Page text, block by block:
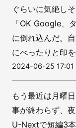
ぐらいに気絶し
「OK Google、
に倒れ込んだ。
にべったりと印
2024-06-25 17:01
もう最近は月曜
事が終わらず、
U-Nextで短編3本